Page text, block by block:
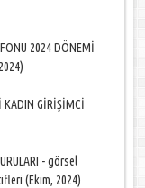
2024 DÖNEMİ
KADIN GİRİŞİMCİ
- görsel
(Ekim, 2024)